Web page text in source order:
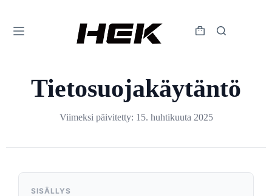
Tietosuojakäytäntö
Viimeksi päivitetty: 15. huhtikuuta 2025
SISÄLLYS